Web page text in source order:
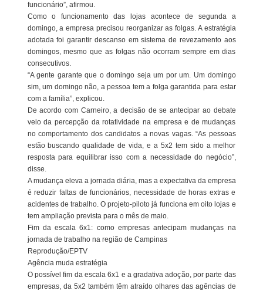
funcionário”, afirmou.
Como o funcionamento das lojas acontece de segunda a
domingo, a empresa precisou reorganizar as folgas. A estratégia
adotada foi garantir descanso em sistema de revezamento aos
domingos, mesmo que as folgas não ocorram sempre em dias
consecutivos.
“A gente garante que o domingo seja um por um. Um domingo
sim, um domingo não, a pessoa tem a folga garantida para estar
com a família”, explicou.
De acordo com Carneiro, a decisão de se antecipar ao debate
veio da percepção da rotatividade na empresa e de mudanças
no comportamento dos candidatos a novas vagas. “As pessoas
estão buscando qualidade de vida, e a 5x2 tem sido a melhor
resposta para equilibrar isso com a necessidade do negócio”,
disse.
A mudança eleva a jornada diária, mas a expectativa da empresa
é reduzir faltas de funcionários, necessidade de horas extras e
acidentes de trabalho. O projeto-piloto já funciona em oito lojas e
tem ampliação prevista para o mês de maio.
Fim da escala 6x1: como empresas antecipam mudanças na
jornada de trabalho na região de Campinas
Reprodução/EPTV
Agência muda estratégia
O possível fim da escala 6x1 e a gradativa adoção, por parte das
empresas, da 5x2 também têm atraído olhares das agências de